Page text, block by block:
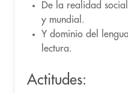
De la realidad
y mundial.
Y dominio del
lectura.
Actitudes: